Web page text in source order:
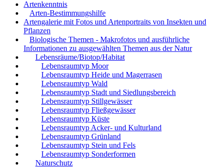
Artenkenntnis
Arten-Bestimmungshilfe
Artengalerie mit Fotos und Artenportraits von Insekten und
Pflanzen
Biologische Themen - Makrofotos und ausführliche
Informationen zu ausgewählten Themen aus der Natur
Lebensräume/Biotop/Habitat
Lebensraumtyp Moor
Lebensraumtyp Heide und Magerrasen
Lebensraumtyp Wald
Lebensraumtyp Stadt und Siedlungsbereich
Lebensraumtyp Stillgewässer
Lebensraumtyp Fließgewässer
Lebensraumtyp Küste
Lebensraumtyp Acker- und Kulturland
Lebensraumtyp Grünland
Lebensraumtyp Stein und Fels
Lebensraumtyp Sonderformen
Naturschutz